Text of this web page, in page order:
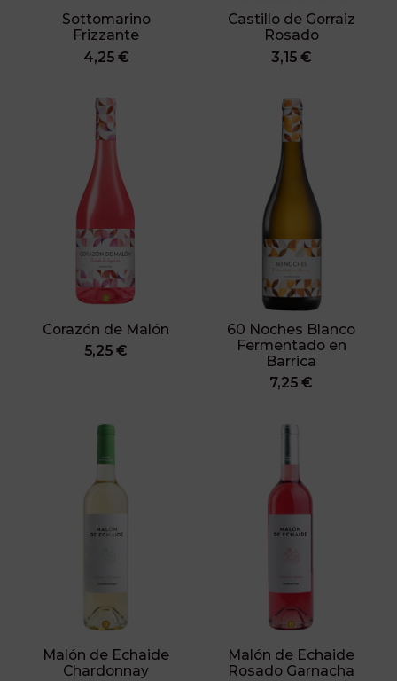
Sottomarino
Frizzante
4,25 €
Castillo de Gorraiz
Rosado
3,15 €
Corazón de Malón
5,25 €
60 Noches Blanco
Fermentado en
Barrica
7,25 €
Malón de Echaide
Chardonnay
Malón de Echaide
Rosado Garnacha